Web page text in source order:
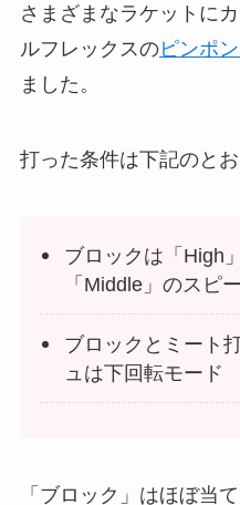
さまざまなラケットに
ルフレックスのピンポ
ました。
打った条件は下記のとお
ブロックは「High
「Middle」のスピ
ブロックとミート
ュは下回転モード
「ブロック」はほぼ当